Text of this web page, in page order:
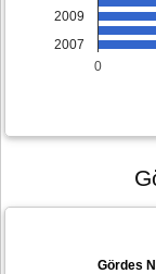
0
2009
2007
Gördes